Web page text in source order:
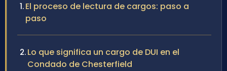
El proceso de lectura de cargos: paso a
paso
Lo que significa un cargo de DUI en el
Condado de Chesterfield